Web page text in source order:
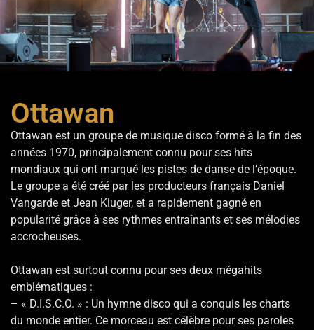
Ottawan
Ottawan
Ottawan est un groupe de musique disco formé à la fin des
années 1970, principalement connu pour ses hits
mondiaux qui ont marqué les pistes de danse de l’époque.
Le groupe a été créé par les producteurs français Daniel
Vangarde et Jean Kluger, et a rapidement gagné en
popularité grâce à ses rythmes entraînants et ses mélodies
accrocheuses.
Ottawan est surtout connu pour ses deux mégahits
emblématiques :
– « D.I.S.C.O. » : Un hymne disco qui a conquis les charts
du monde entier. Ce morceau est célèbre pour ses paroles